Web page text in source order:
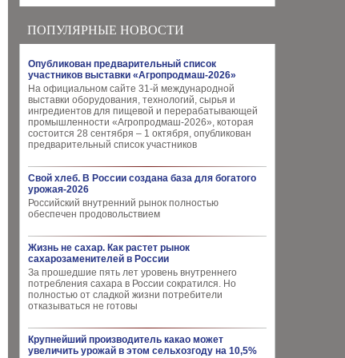
ПОПУЛЯРНЫЕ НОВОСТИ
Опубликован предварительный список
участников выставки «Агропродмаш-2026»
На официальном сайте 31-й международной
выставки оборудования, технологий, сырья и
ингредиентов для пищевой и перерабатывающей
промышленности «Агропродмаш-2026», которая
состоится 28 сентября – 1 октября, опубликован
предварительный список участников
Свой хлеб. В России создана база для богатого
урожая-2026
Российский внутренний рынок полностью
обеспечен продовольствием
Жизнь не сахар. Как растет рынок
сахарозаменителей в России
За прошедшие пять лет уровень внутреннего
потребления сахара в России сократился. Но
полностью от сладкой жизни потребители
отказываться не готовы
Крупнейший производитель какао может
увеличить урожай в этом сельхозгоду на 10,5%